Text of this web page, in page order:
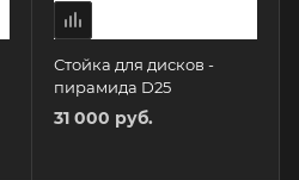
Стойка для дисков -
пирамида D25
31 000 руб.